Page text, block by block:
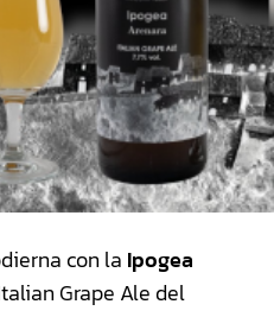
con la Ipogea
Grape Ale del